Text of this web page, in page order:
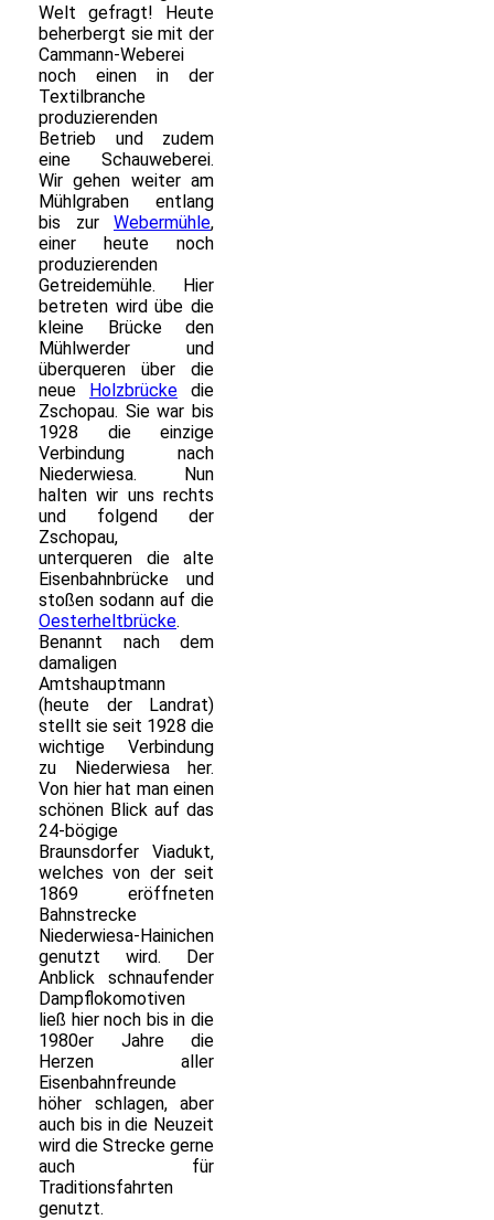
Welt gefragt! Heute
beherbergt sie mit der
Cammann-Weberei
noch einen in der
Textilbranche
produzierenden
Betrieb und zudem
eine Schauweberei.
Wir gehen weiter am
Mühlgraben entlang
bis zur Webermühle,
einer heute noch
produzierenden
Getreidemühle. Hier
betreten wird übe die
kleine Brücke den
Mühlwerder und
überqueren über die
neue Holzbrücke die
Zschopau. Sie war bis
1928 die einzige
Verbindung nach
Niederwiesa. Nun
halten wir uns rechts
und folgend der
Zschopau,
unterqueren die alte
Eisenbahnbrücke und
stoßen sodann auf die
Oesterheltbrücke.
Benannt nach dem
damaligen
Amtshauptmann
(heute der Landrat)
stellt sie seit 1928 die
wichtige Verbindung
zu Niederwiesa her.
Von hier hat man einen
schönen Blick auf das
24-bögige
Braunsdorfer Viadukt,
welches von der seit
1869 eröffneten
Bahnstrecke
Niederwiesa-Hainichen
genutzt wird. Der
Anblick schnaufender
Dampflokomotiven
ließ hier noch bis in die
1980er Jahre die
Herzen aller
Eisenbahnfreunde
höher schlagen, aber
auch bis in die Neuzeit
wird die Strecke gerne
auch für
Traditionsfahrten
genutzt.